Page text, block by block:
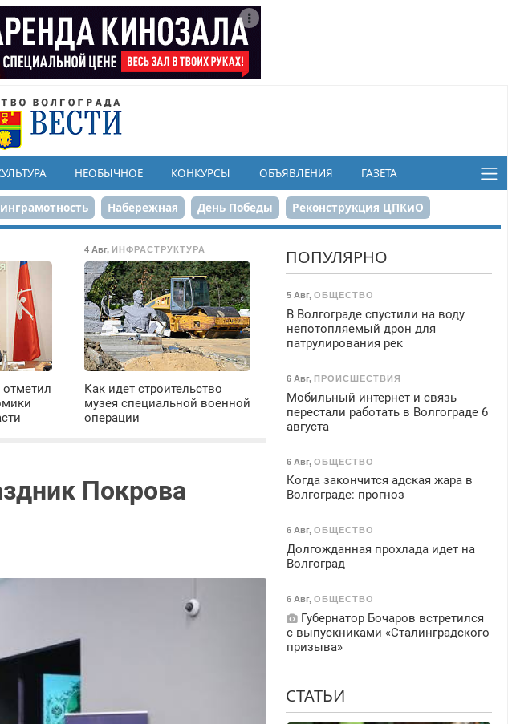
НЕОБЫЧНОЕ КОНКУРСЫ ОБЪЯВЛЕНИЯ ГАЗЕТА
Набережная День Победы Реконструкция ЦПКиО
Парк Героев-летчиков
отметил
4 Авг, ИНФРАСТРУКТУРА
Как идет строительство
музея специальной военной
операции
Покрова
ПОПУЛЯРНО
5 Авг, ОБЩЕСТВО
В Волгограде спустили на воду
непотопляемый дрон для
патрулирования рек
6 Авг, ПРОИСШЕСТВИЯ
Мобильный интернет и связь
перестали работать в Волгограде 6
августа
6 Авг, ОБЩЕСТВО
Когда закончится адская жара в
Волгограде: прогноз
6 Авг, ОБЩЕСТВО
Долгожданная прохлада идет на
Волгоград
6 Авг, ОБЩЕСТВО
Губернатор Бочаров встретился
с выпускниками «Сталинградского
призыва»
СТАТЬИ